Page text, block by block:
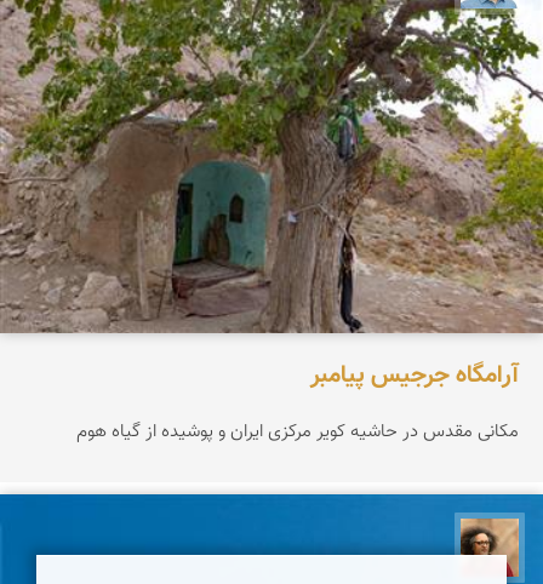
آرامگاه جرجیس پیامبر
مکانی مقدس در حاشیه کویر مرکزی ایران و پوشیده از گیاه هوم
مصطفی ربیعی بهشتی